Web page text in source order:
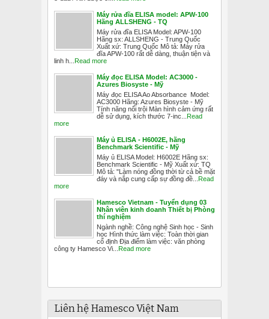
Máy rửa đĩa ELISA model: APW-100
Hãng ALLSHENG - TQ
Máy rửa đĩa ELISA Model: APW-100
Hãng sx: ALLSHENG - Trung Quốc
Xuất xứ: Trung Quốc Mô tả: Máy rửa
đĩa APW-100 rất dễ dàng, thuận tiện và
linh h...
Read more
Máy đọc ELISA Model: AC3000 -
Azures Biosyste - Mỹ
Máy đọc ELISA Ao Absorbance Model:
AC3000 Hãng: Azures Biosyste - Mỹ
Tính năng nổi trội Màn hình cảm ứng rất
dễ sử dụng, kích thước 7-inc...
Read
more
Máy ủ ELISA - H6002E, hãng
Benchmark Scientific - Mỹ
Máy ủ ELISA Model: H6002E Hãng sx:
Benchmark Scientific - Mỹ Xuất xứ: TQ
Mô tả: "Làm nóng đồng thời từ cả bề mặt
đáy và nắp cung cấp sự đồng đề...
Read
more
Hamesco Vietnam - Tuyển dụng 03
Nhân viên kinh doanh Thiết bị Phòng
thí nghiệm
Ngành nghề: Công nghệ Sinh học - Sinh
học Hình thức làm việc: Toàn thời gian
cố định Địa điểm làm việc: văn phòng
công ty Hamesco Vi...
Read more
Liên hệ Hamesco Việt Nam